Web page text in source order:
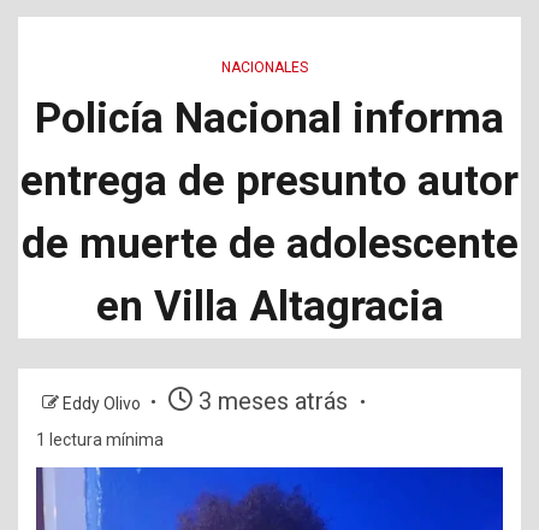
NACIONALES
Policía Nacional informa
entrega de presunto autor
de muerte de adolescente
en Villa Altagracia
Eddy Olivo 3 meses atrás
1 lectura mínima